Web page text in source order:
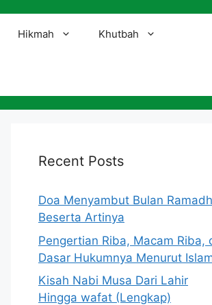
Hikmah Khutbah
Recent Posts
Doa Menyambut Bulan
Beserta Artinya
Pengertian Riba, Macam Riba,
Dasar Hukumnya Menurut
Kisah Nabi Musa Dari Lahir
Hingga wafat (Lengkap)